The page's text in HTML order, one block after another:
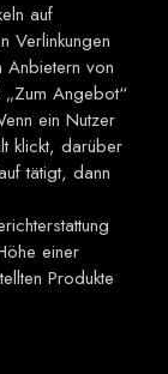
auf
Verlinkungen
Anbietern von
Angebot“
ein Nutzer
klickt, darüber
tätigt, dann
einer
Produkte